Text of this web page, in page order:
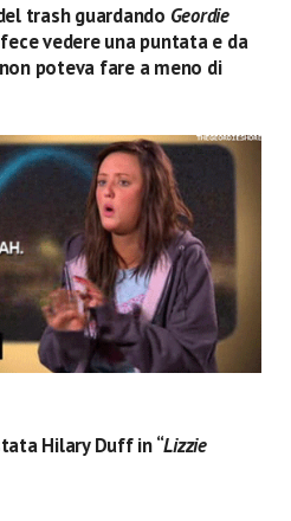
trash guardando Geordie
vedere una puntata e da
poteva fare a meno di
Hilary Duff in “Lizzie